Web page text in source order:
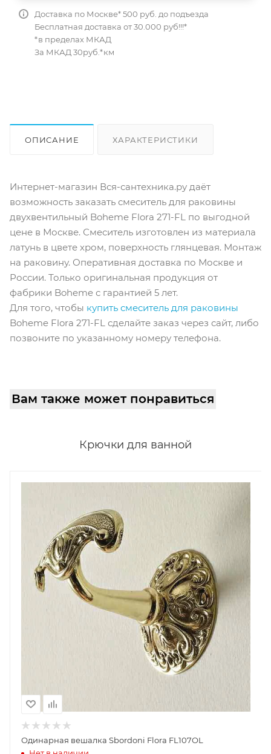
Доставка по Москве* 500 руб. до подъезда
Бесплатная доставка от 30.000 руб!!!*
*в пределах МКАД
За МКАД 30руб.*км
ОПИСАНИЕ ХАРАКТЕРИСТИКИ
Интернет-магазин Вся-сантехника.ру даёт
возможность заказать смеситель для раковины
двухвентильный Boheme Flora 271-FL по выгодной
цене в Москве. Смеситель изготовлен из материала
латунь в цвете хром, поверхность глянцевая. Монтаж
на раковину. Оперативная доставка по Москве и
России. Только оригинальная продукция от
фабрики Boheme с гарантией 5 лет.
Для того, чтобы купить смеситель для раковины
Boheme Flora 271-FL сделайте заказ через сайт, либо
позвоните по указанному номеру телефона.
Вам также может понравиться
Крючки для ванной
Одинарная вешалка Sbordoni Flora FL107OL